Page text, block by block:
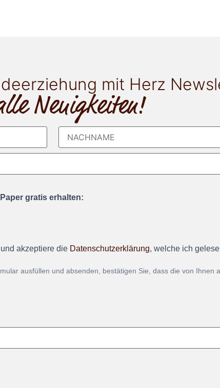
mit Herz
Neuigkeiten!
gratis erhalten:
akzeptiere die Datenschutzerklärung, welche ich
ausfüllen und absenden, bestätigen Sie, dass die von Ihnen